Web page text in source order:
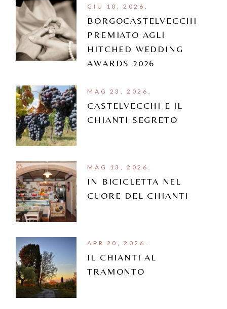
GIU 10, 2026.
BORGOCASTELVECCHI
PREMIATO AGLI
HITCHED WEDDING
AWARDS 2026
MAG 23, 2026.
CASTELVECCHI E IL
CHIANTI SEGRETO
MAG 13, 2026.
IN BICICLETTA NEL
CUORE DEL CHIANTI
APR 20, 2026.
IL CHIANTI AL
TRAMONTO